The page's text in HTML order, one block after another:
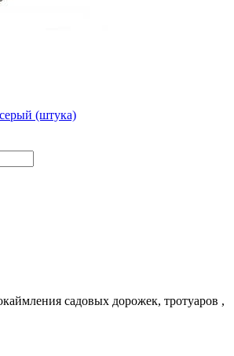
(штука)
садовых дорожек, тротуаров ,